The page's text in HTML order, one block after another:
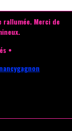
rallumée. Merci de
•